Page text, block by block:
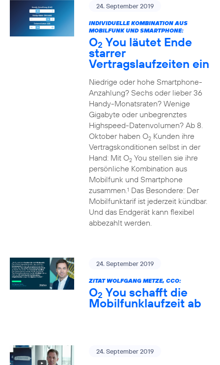
24. September 2019
INDIVIDUELLE KOMBINATION AUS
MOBILFUNK UND SMARTPHONE:
O2 You läutet Ende
starrer
Vertragslaufzeiten ein
Niedrige oder hohe Smartphone-
Anzahlung? Sechs oder lieber 36
Handy-Monatsraten? Wenige
Gigabyte oder unbegrenztes
Highspeed-Datenvolumen? Ab 8.
Oktober haben O2Kunden ihre
Vertragskonditionen selbst in der
Hand: Mit O2You stellen sie ihre
persönliche Kombination aus
Mobilfunk und Smartphone
zusammen.1 Das Besondere: Der
Mobilfunktarif ist jederzeit kündbar.
Und das Endgerät kann flexibel
abbezahlt werden.
24. September 2019
ZITAT WOLFGANG METZE, CCO:
O2 You schafft die
Mobilfunklaufzeit ab
24. September 2019